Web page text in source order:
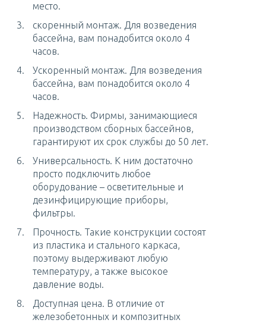
место.
скоренный монтаж. Для возведения
бассейна, вам понадобится около 4
часов.
Ускоренный монтаж. Для возведения
бассейна, вам понадобится около 4
часов.
Надежность. Фирмы, занимающиеся
производством сборных бассейнов,
гарантируют их срок службы до 50 лет.
Универсальность. К ним достаточно
просто подключить любое
оборудование – осветительные и
дезинфицирующие приборы,
фильтры.
Прочность. Такие конструкции состоят
из пластика и стального каркаса,
поэтому выдерживают любую
температуру, а также высокое
давление воды.
Доступная цена. В отличие от
железобетонных и композитных